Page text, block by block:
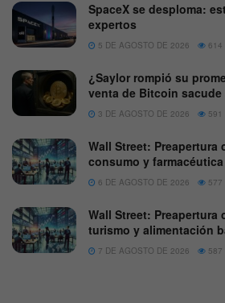
SpaceX se desploma:
expertos
5 DE AGOSTO DE 2026 614
¿Saylor rompió su
venta de Bitcoin sacude
3 DE AGOSTO DE 2026 591
Wall Street: Preapertura
consumo y
6 DE AGOSTO DE 2026 577
Wall Street: Preapertura
turismo y alimentación
7 DE AGOSTO DE 2026 587